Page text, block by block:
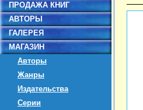
ПРОДАЖА КНИГ
АВТОРЫ
ГАЛЕРЕЯ
МАГАЗИН
Авторы
Жанры
Издательства
Серии